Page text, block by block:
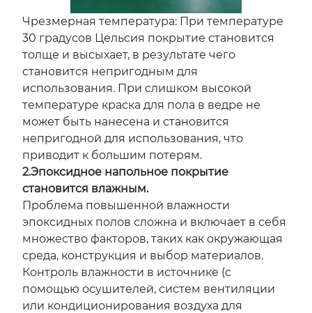
Чрезмерная температура: При температуре
30 градусов Цельсия покрытие становится
толще и высыхает, в результате чего
становится непригодным для
использования. При слишком высокой
температуре краска для пола в ведре не
может быть нанесена и становится
непригодной для использования, что
приводит к большим потерям.
2.Эпоксидное напольное покрытие
становится влажным.
Проблема повышенной влажности
эпоксидных полов сложна и включает в себя
множество факторов, таких как окружающая
среда, конструкция и выбор материалов.
Контроль влажности в источнике (с
помощью осушителей, систем вентиляции
или кондиционирования воздуха для